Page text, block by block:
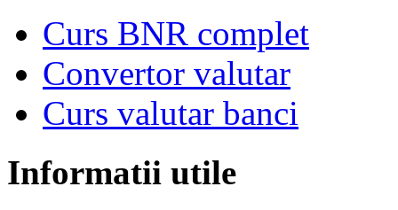
Curs BNR complet
Convertor valutar
Curs valutar banci
Informatii utile